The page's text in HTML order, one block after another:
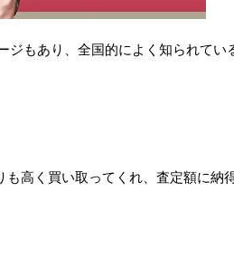
ジもあり、全国的によく知られてい
高く買い取ってくれ、査定額に納